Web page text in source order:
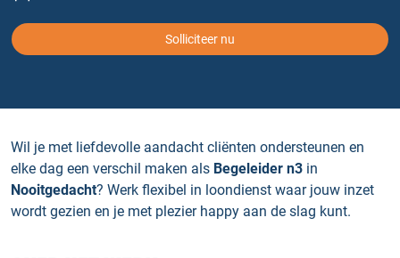
Solliciteer nu
Wil je met liefdevolle aandacht cliënten ondersteunen en
elke dag een verschil maken als Begeleider n3 in
Nooitgedacht? Werk flexibel in loondienst waar jouw inzet
wordt gezien en je met plezier happy aan de slag kunt.